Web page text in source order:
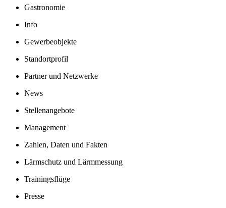
Gastronomie
Info
Gewerbeobjekte
Standortprofil
Partner und Netzwerke
News
Stellenangebote
Management
Zahlen, Daten und Fakten
Lärmschutz und Lärmmessung
Trainingsflüge
Presse